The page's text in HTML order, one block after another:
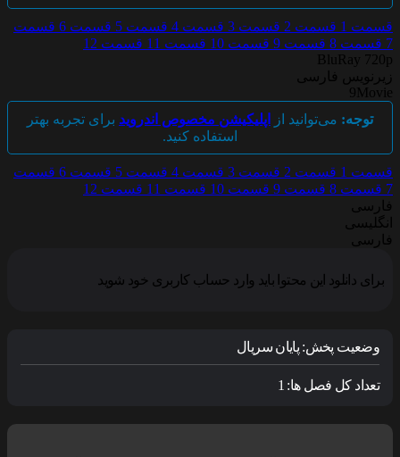
1 قسمت 2 قسمت 3 قسمت 4 قسمت 5 قسمت 6
قسمت
قسمت 8 قسمت 9 قسمت 10 قسمت 11
قسمت 12
BluRay
فارسی
توجه:می‌توانید ازاپلیکیشن مخصوص اندرویدبرای تجربه بهتر
استفاده کنید.
1 قسمت 2 قسمت 3 قسمت 4 قسمت 5 قسمت 6
قسمت
قسمت 8 قسمت 9 قسمت 10 قسمت 11
قسمت 12
برای دانلود این محتوا باید وارد حساب کاربری خود شوید
وضعیت پخش: پایان سریال
تعداد کل فصل ها:1